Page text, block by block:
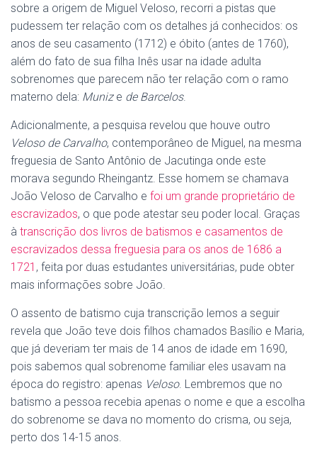
sobre a origem de Miguel Veloso, recorri a pistas que
pudessem ter relação com os detalhes já conhecidos: os
anos de seu casamento (1712) e óbito (antes de 1760),
além do fato de sua filha Inês usar na idade adulta
sobrenomes que parecem não ter relação com o ramo
materno dela: Muniz e de Barcelos.
Adicionalmente, a pesquisa revelou que houve outro
Veloso de Carvalho, contemporâneo de Miguel, na mesma
freguesia de Santo Antônio de Jacutinga onde este
morava segundo Rheingantz. Esse homem se chamava
João Veloso de Carvalho e foi um grande proprietário de
escravizados, o que pode atestar seu poder local. Graças
à transcrição dos livros de batismos e casamentos de
escravizados dessa freguesia para os anos de 1686 a
1721 , feita por duas estudantes universitárias, pude obter
mais informações sobre João.
O assento de batismo cuja transcrição lemos a seguir
revela que João teve dois filhos chamados Basílio e Maria,
que já deveriam ter mais de 14 anos de idade em 1690,
pois sabemos qual sobrenome familiar eles usavam na
época do registro: apenas Veloso. Lembremos que no
batismo a pessoa recebia apenas o nome e que a escolha
do sobrenome se dava no momento do crisma, ou seja,
perto dos 14-15 anos.